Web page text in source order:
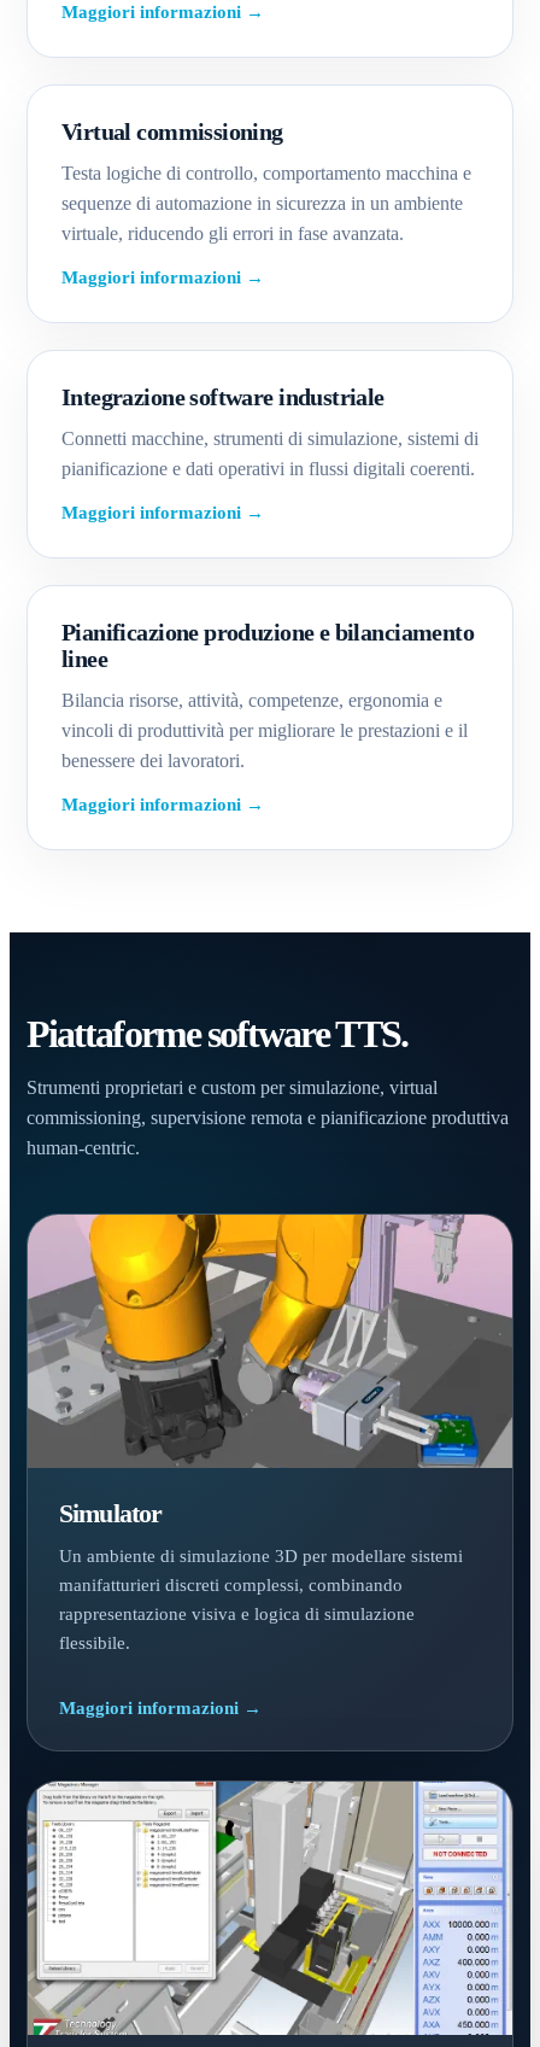
Maggiori informazioni →
Virtual commissioning
Testa logiche di controllo, comportamento macchina e
sequenze di automazione in sicurezza in un ambiente
virtuale, riducendo gli errori in fase avanzata.
Maggiori informazioni →
Integrazione software industriale
Connetti macchine, strumenti di simulazione, sistemi di
pianificazione e dati operativi in flussi digitali coerenti.
Maggiori informazioni →
Pianificazione produzione e bilanciamento
linee
Bilancia risorse, attività, competenze, ergonomia e
vincoli di produttività per migliorare le prestazioni e il
benessere dei lavoratori.
Maggiori informazioni →
Piattaforme software TTS.
Strumenti proprietari e custom per simulazione, virtual
commissioning, supervisione remota e pianificazione produttiva
human-centric.
Simulator
Un ambiente di simulazione 3D per modellare sistemi
manifatturieri discreti complessi, combinando
rappresentazione visiva e logica di simulazione
flessibile.
Maggiori informazioni →